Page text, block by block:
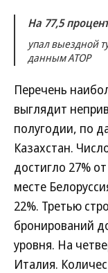
На 77,5
упал выездной
данным АТОР
Перечень
выглядит
полугодии, по
Казахстан.
достигло 27%
месте
22%. Третью
бронирований
уровня. На
Италия.